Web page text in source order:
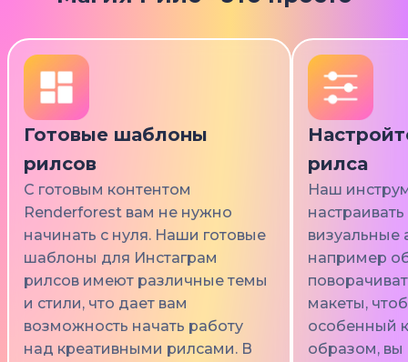
Готовые шаблоны
рилсов
С готовым контентом
Renderforest вам не нужно
начинать с нуля. Наши готовые
шаблоны для Инстаграм
рилсов имеют различные темы
и стили, что дает вам
возможность начать работу
над креативными рилсами. В
рилса
Наш
визуальные
например
макеты,
особенный
образом, вы